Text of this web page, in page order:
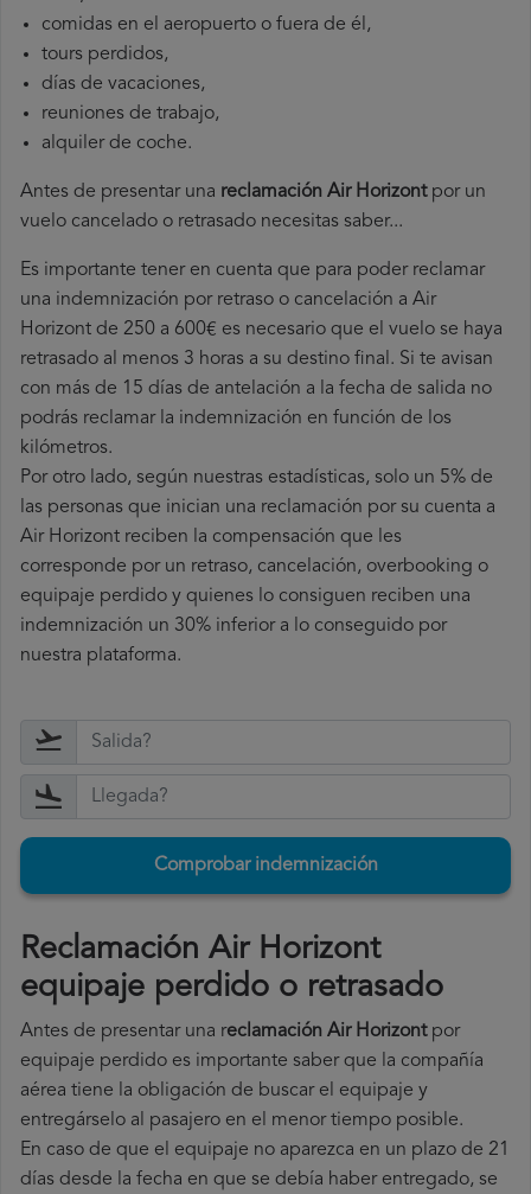
comidas en el aeropuerto o fuera de él,
tours perdidos,
días de vacaciones,
reuniones de trabajo,
alquiler de coche.
Antes de presentar una reclamación Air Horizontpor un
vuelo cancelado o retrasado necesitas saber...
Es importante tener en cuenta que para poder reclamar
una indemnización por retraso o cancelación a Air
Horizont de 250 a 600€ es necesario que el vuelo se haya
retrasado al menos 3 horas a su destino final. Si te avisan
con más de 15 días de antelación a la fecha de salida no
podrás reclamar la indemnización en función de los
kilómetros.
Por otro lado, según nuestras estadísticas, solo un 5% de
las personas que inician una reclamación por su cuenta a
Air Horizont reciben la compensación que les
corresponde por un retraso, cancelación, overbooking o
equipaje perdido y quienes lo consiguen reciben una
indemnización un 30% inferior a lo conseguido por
nuestra plataforma.
Comprobar indemnización
Reclamación Air Horizont
equipaje perdido o retrasado
Antes de presentar una reclamación Air Horizontpor
equipaje perdido es importante saber que la compañía
aérea tiene la obligación de buscar el equipaje y
entregárselo al pasajero en el menor tiempo posible.
En caso de que el equipaje no aparezca en un plazo de 21
días desde la fecha en que se debía haber entregado, se